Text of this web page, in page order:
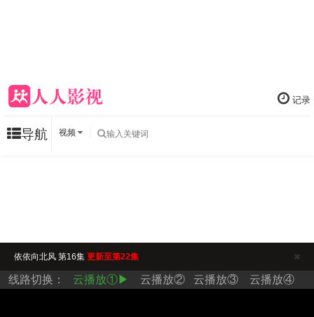
记录
导航 视频
依依向北风 第16集 更新至第22集